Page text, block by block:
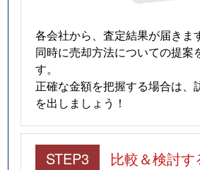
各会社から、査定結果が届きま
同時に売却方法についての提案
す。
正確な金額を把握する場合は、
を出しましょう！
STEP3 比較＆検討す